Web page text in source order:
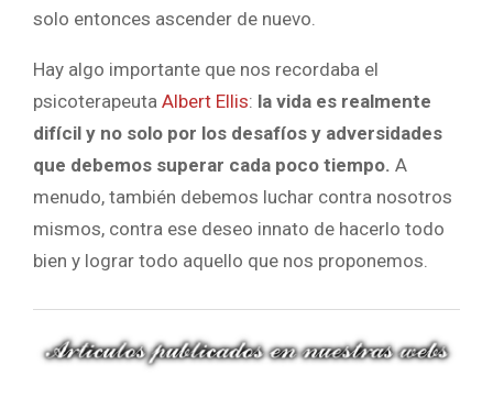
solo entonces ascender de nuevo.
Hay algo importante que nos recordaba el
psicoterapeuta Albert Ellis: la vida es realmente
difícil y no solo por los desafíos y adversidades
que debemos superar cada poco tiempo. A
menudo, también debemos luchar contra nosotros
mismos, contra ese deseo innato de hacerlo todo
bien y lograr todo aquello que nos proponemos.